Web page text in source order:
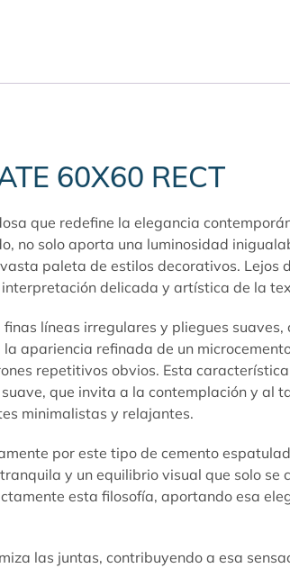
60X60 RECT
que redefine la elegancia
no solo aporta una luminosidad
paleta de estilos decorativos. Lejos
delicada y artística de la
líneas irregulares y pliegues
apariencia refinada de un
repetitivos obvios. Esta
que invita a la contemplación y al
minimalistas y relajantes.
por este tipo de cemento
y un equilibrio visual que solo se
esta filosofía, aportando esa
las juntas, contribuyendo a esa